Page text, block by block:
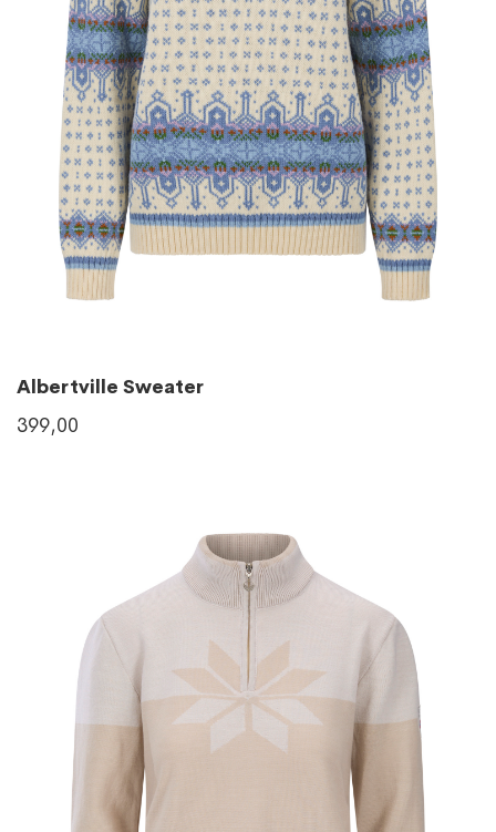
Albertville Sweater
399,00